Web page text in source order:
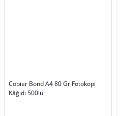
Copier Bond A4 80 Gr Fotokopi
Kâğıdı 500lü